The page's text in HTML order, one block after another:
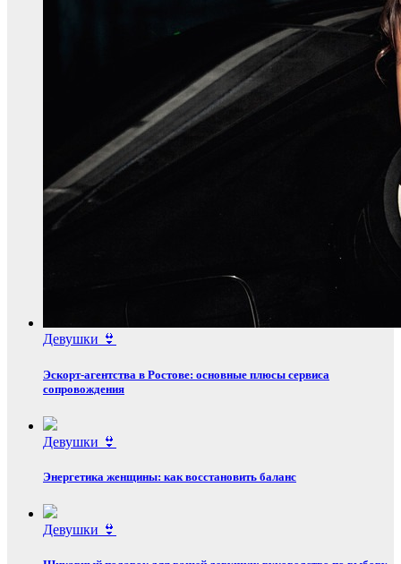
Девушки 👙
Эскорт‑агентства в Ростове: основные плюсы сервиса
сопровождения
Девушки 👙
Энергетика женщины: как восстановить баланс
Девушки 👙